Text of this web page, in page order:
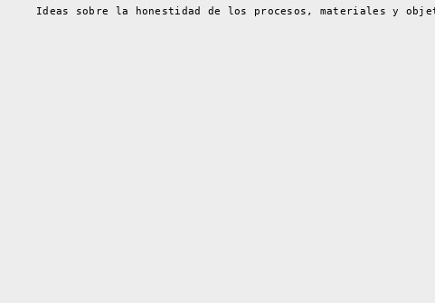
Ideas sobre la honestidad de los procesos, materiales y